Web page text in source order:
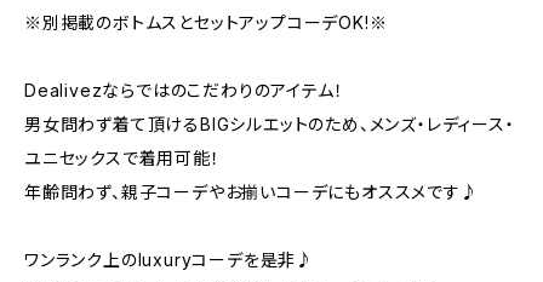
※別掲載のボトムスとセットアップコーデOK!※
Dealivezならではのこだわりのアイテム！
男女問わず着て頂けるBIGシルエットのため、メンズ・レディース・
ユニセックスで着用可能！
年齢問わず、親子コーデやお揃いコーデにもオススメです♪
ワンランク上のluxuryコーデを是非♪